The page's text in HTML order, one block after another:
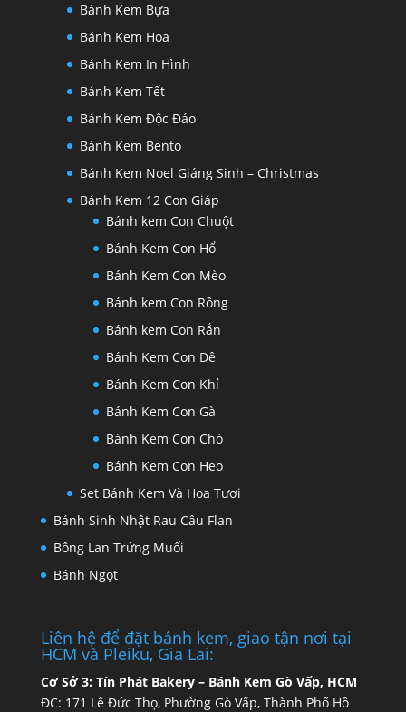
Bánh Kem Bựa
Bánh Kem Hoa
Bánh Kem In Hình
Bánh Kem Tết
Bánh Kem Độc Đáo
Bánh Kem Bento
Bánh Kem Noel Giáng Sinh – Christmas
Bánh Kem 12 Con Giáp
Bánh kem Con Chuột
Bánh Kem Con Hổ
Bánh Kem Con Mèo
Bánh kem Con Rồng
Bánh kem Con Rắn
Bánh Kem Con Dê
Bánh Kem Con Khỉ
Bánh Kem Con Gà
Bánh Kem Con Chó
Bánh Kem Con Heo
Set Bánh Kem Và Hoa Tươi
Bánh Sinh Nhật Rau Câu Flan
Bông Lan Trứng Muối
Bánh Ngọt
Liên hệ để đặt bánh kem, giao tận nơi tại
HCM và Pleiku, Gia Lai:
Cơ Sở 3: Tín Phát Bakery – Bánh Kem Gò Vấp, HCM
ĐC: 171 Lê Đức Thọ, Phường Gò Vấp, Thành Phố Hồ